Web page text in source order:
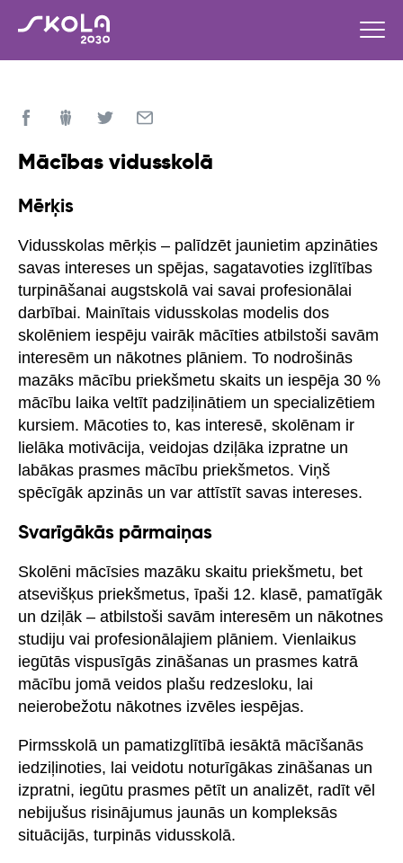
Mācības vidusskolā
Mērķis
Vidusskolas mērķis – palīdzēt jaunietim apzināties
savas intereses un spējas, sagatavoties izglītības
turpināšanai augstskolā vai savai profesionālai
darbībai. Mainītais vidusskolas modelis dos
skolēniem iespēju vairāk mācīties atbilstoši savām
interesēm un nākotnes plāniem. To nodrošinās
mazāks mācību priekšmetu skaits un iespēja 30 %
mācību laika veltīt padziļinātiem un specializētiem
kursiem. Mācoties to, kas interesē, skolēnam ir
lielāka motivācija, veidojas dziļāka izpratne un
labākas prasmes mācību priekšmetos. Viņš
spēcīgāk apzinās un var attīstīt savas intereses.
Svarīgākās pārmaiņas
Skolēni mācīsies mazāku skaitu priekšmetu, bet
atsevišķus priekšmetus, īpaši 12. klasē, pamatīgāk
un dziļāk – atbilstoši savām interesēm un nākotnes
studiju vai profesionālajiem plāniem. Vienlaikus
iegūtās vispusīgās zināšanas un prasmes katrā
mācību jomā veidos plašu redzesloku, lai
neierobežotu nākotnes izvēles iespējas.
Pirmsskolā un pamatizglītībā iesāktā mācīšanās
iedziļinoties, lai veidotu noturīgākas zināšanas un
izpratni, iegūtu prasmes pētīt un analizēt, radīt vēl
nebijušus risinājumus jaunās un kompleksās
situācijās, turpinās vidusskolā.